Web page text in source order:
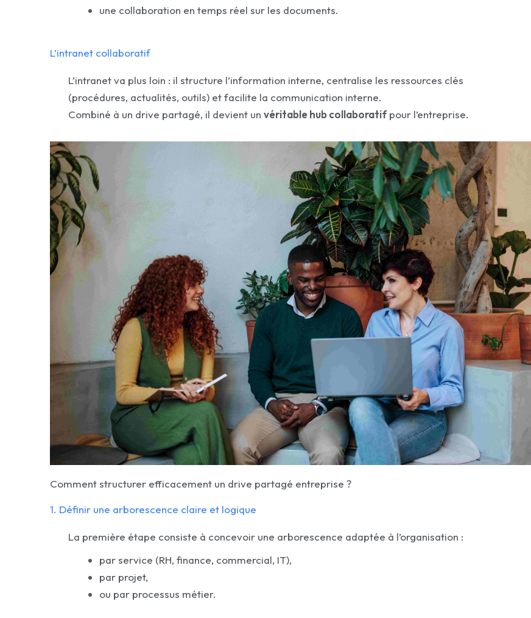
une collaboration en temps réel sur les documents.
L’intranet collaboratif
L’intranet va plus loin : il structure l’information interne, centralise les ressources clés
(procédures, actualités, outils) et facilite la communication interne.
Combiné à un drive partagé, il devient un véritable hub collaboratifpour l’entreprise.
Comment structurer efficacement un drive partagé entreprise ?
1. Définir une arborescence claire et logique
La première étape consiste à concevoir une arborescence adaptée à l’organisation :
par service (RH, finance, commercial, IT),
par projet,
ou par processus métier.